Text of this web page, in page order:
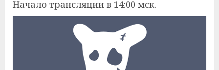
Начало трансляции в 14:00 мск.